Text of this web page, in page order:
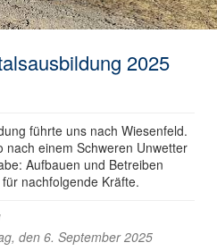
2025
führte uns nach Wiesenfeld.
nach einem Schweren Unwetter
Aufbauen und Betreiben
nachfolgende Kräfte.
den 6. September 2025